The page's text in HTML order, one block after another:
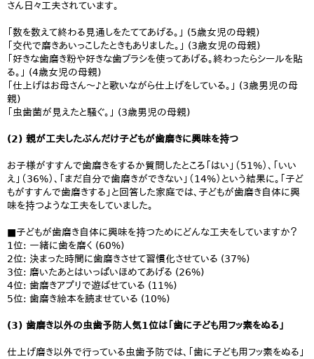
さん日々工夫されています。
「数を数えて終わる見通しをたててあげる。」 (5歳女児の母親)
「交代で磨きあいっこしたときもありました。」 (3歳女児の母親)
「好きな歯磨き粉や好きな歯ブラシを使ってあげる。終わったらシールを貼
る。」 (4歳女児の母親)
「仕上げはお母さん〜♪と歌いながら仕上げをしている。」 (3歳男児の母
親)
「虫歯菌が見えたと騒ぐ。」 (3歳男児の母親)
(2) 親が工夫したぶんだけ子どもが歯磨きに興味を持つ
お子様がすすんで歯磨きをするか質問したところ「はい」（51%）、「いい
え」（36%）、「まだ自分で歯磨きができない」（14%）という結果に。「子ど
もがすすんで歯磨きする」と回答した家庭では、子どもが歯磨き自体に興
味を持つような工夫をしていました。
■子どもが歯磨き自体に興味を持つためにどんな工夫をしていますか？
1位: 一緒に歯を磨く (60%)
2位: 決まった時間に歯磨きさせて習慣化させている (37%)
3位: 磨いたあとはいっぱいほめてあげる (26%)
4位: 歯磨きアプリで遊ばせている (11%)
5位: 歯磨き絵本を読ませている (10%)
(3) 歯磨き以外の虫歯予防人気1位は「歯に子ども用フッ素をぬる」
仕上げ磨き以外で行っている虫歯予防では、「歯に子ども用フッ素をぬる」